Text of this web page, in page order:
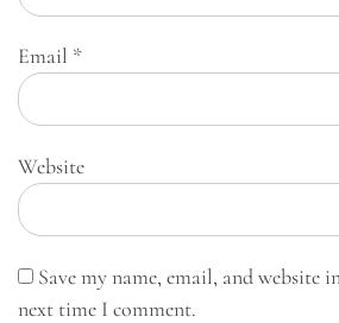
Email *
Website
Save my name, email, and website
next time I comment.